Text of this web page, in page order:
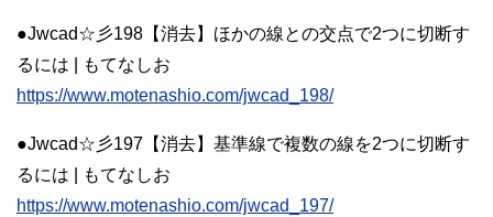
●Jwcad☆彡198【消去】ほかの線との交点で2つに切断す
るには | もてなしお
https://www.motenashio.com/jwcad_198/
●Jwcad☆彡197【消去】基準線で複数の線を2つに切断す
るには | もてなしお
https://www.motenashio.com/jwcad_197/